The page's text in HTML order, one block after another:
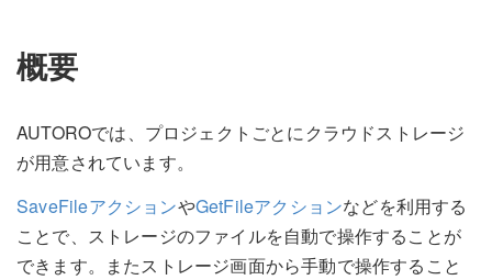
概要
AUTOROでは、プロジェクトごとにクラウドストレージ
が用意されています。
SaveFileアクションやGetFileアクションなどを利用する
ことで、ストレージのファイルを自動で操作することが
できます。またストレージ画面から手動で操作すること